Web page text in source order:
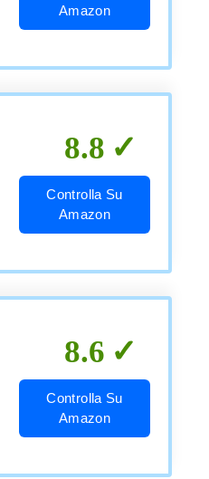
Amazon
8.8
Controlla Su
Amazon
8.6
Controlla Su
Amazon